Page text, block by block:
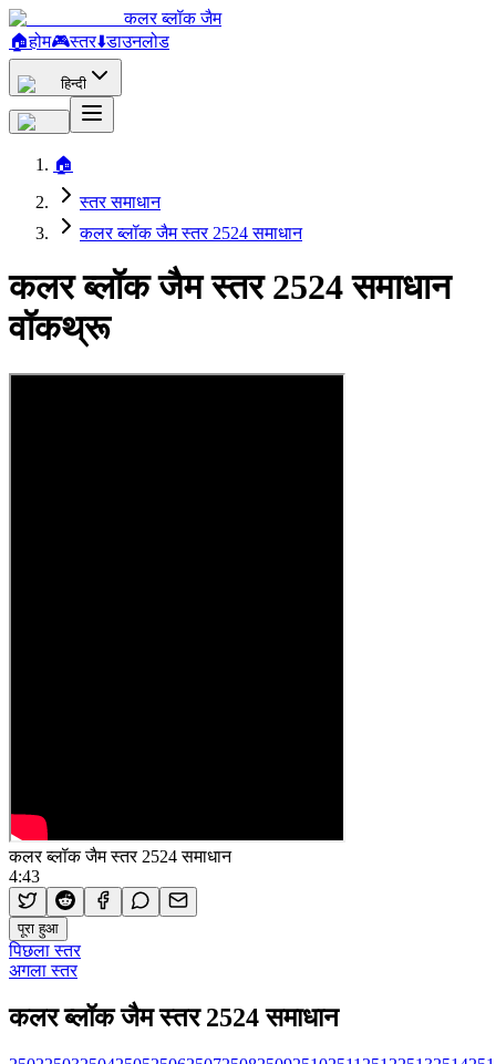
कलर ब्लॉक जैम
🏠होम🎮स्तर⬇️डाउनलोड
हिन्दी
🏠
स्तर समाधान
कलर ब्लॉक जैम स्तर 2524 समाधान
कलर ब्लॉक जैम स्तर 2524 समाधान
वॉकथ्रू
कलर ब्लॉक जैम स्तर 2524 समाधान
4:43
पूरा हुआ
पिछला स्तर
अगला स्तर
कलर ब्लॉक जैम स्तर 2524 समाधान